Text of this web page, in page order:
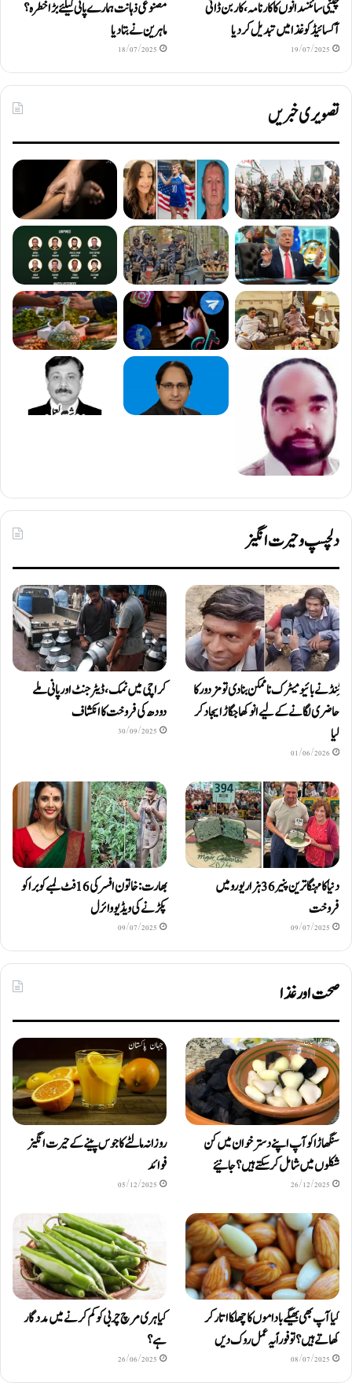
چینی سائنسدانوں کا کارنامہ، کاربن ڈائی
آکسائیڈ کو غذا میں تبدیل کردیا
19/07/2025
مصنوعی ذہانت ہمارے پانی کیلئے بڑا خطرہ؟
ماہرین نے بتا دیا
18/07/2025
تصویری خبریں
دلچسپ و حیرت انگیز
ٹِنڈ نے بائیومیٹرک ناممکن بنا دی تو مزدور کا
حاضری لگانے کے لیے انوکھا جگاڑ ایجاد کر
لیا
01/06/2026
کراچی میں نمک، ڈیٹرجنٹ اور پانی ملے
دودھ کی فروخت کا انکشاف
30/09/2025
دنیا کا مہنگا ترین پنیر 36 ہزار یورو میں
فروخت
09/07/2025
بھارت: خاتون افسر کی 16 فٹ لمبے کوبرا کو
پکڑنے کی ویڈیو وائرل
09/07/2025
صحت اور غذا
سنگھاڑا کو آپ اپنے دستر خوان میں کن
شکلوں میں شامل کرسکتے ہیں ؟ جانیئے
26/12/2025
روزانہ مالٹے کا جوس پینے کے حیرت انگیز
فوائد
05/12/2025
کیا آپ بھی بھیگے باداموں کا چھلکا اتار کر
کھاتے ہیں؟ تو فوراً یہ عمل روک دیں
08/07/2025
کیا ہری مرچ چربی کو کم کرنے میں مددگار
ہے؟
26/06/2025